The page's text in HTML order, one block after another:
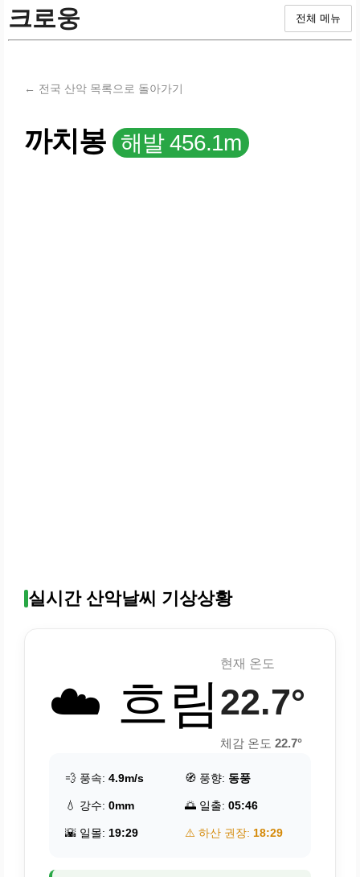
크로웅 전체 메뉴
← 전국 산악 목록으로 돌아가기
까치봉 해발 456.1m
실시간 산악날씨 기상상황
☁️ 흐림
현재 온도
22.7°
체감 온도 22.7°
💨 풍속: 4.9m/s 🧭 풍향: 동풍
💧 강수: 0mm 🌅 일출: 05:46
🌇 일몰: 19:29 ⚠️ 하산 권장: 18:29